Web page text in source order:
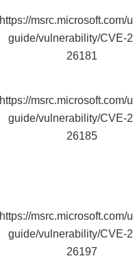
https://msrc.microsoft.com/
guide/vulnerability/CVE-
26181
https://msrc.microsoft.com/
guide/vulnerability/CVE-
26185
https://msrc.microsoft.com/
guide/vulnerability/CVE-
26197